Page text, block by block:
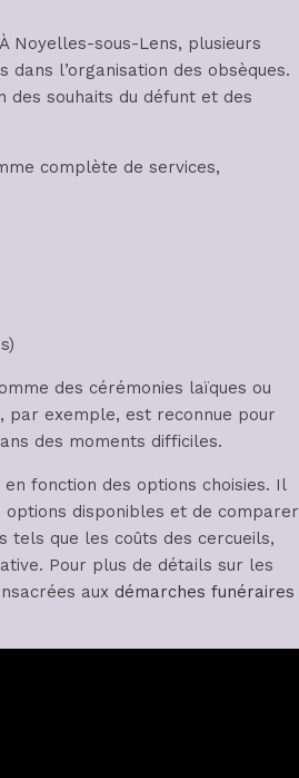
Noyelles-sous-Lens, plusieurs
l’organisation des obsèques.
des souhaits du défunt et des
complète de services,
des cérémonies laïques ou
par exemple, est reconnue pour
des moments difficiles.
fonction des options choisies. Il
disponibles et de comparer
tels que les coûts des cercueils,
Pour plus de détails sur les
aux démarches funéraires